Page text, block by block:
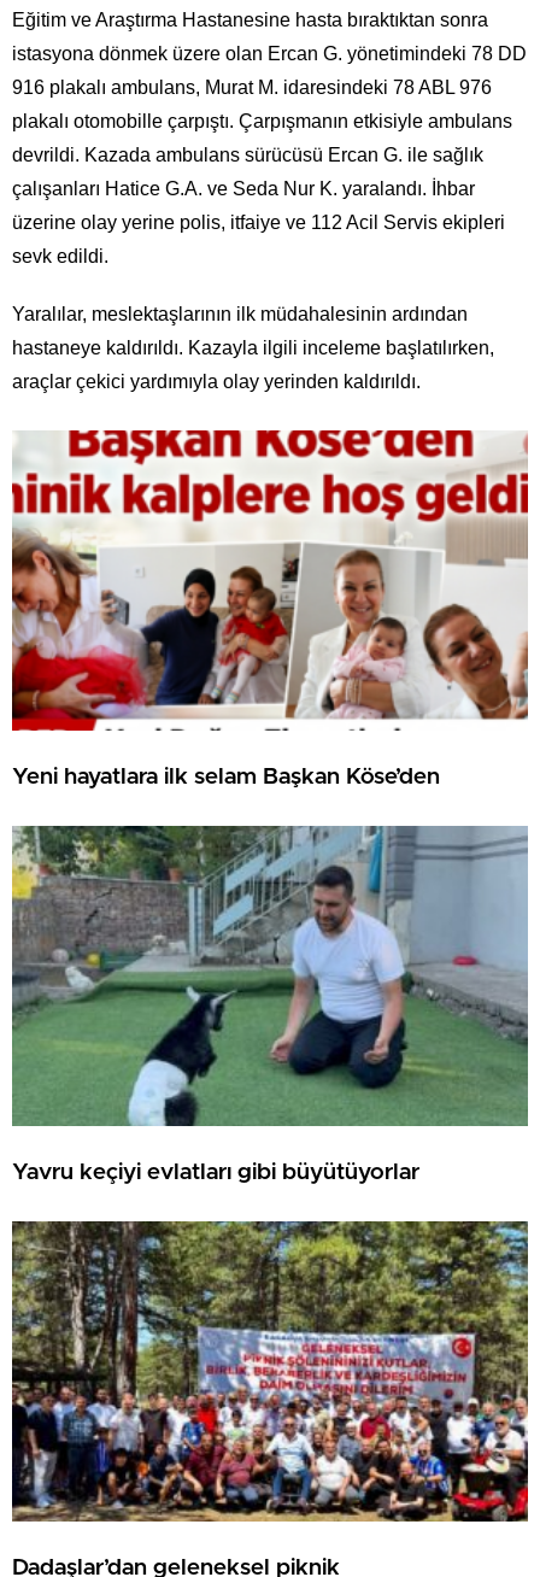
Eğitim ve Araştırma Hastanesine hasta bıraktıktan sonra
istasyona dönmek üzere olan Ercan G. yönetimindeki 78 DD
916 plakalı ambulans, Murat M. idaresindeki 78 ABL 976
plakalı otomobille çarpıştı. Çarpışmanın etkisiyle ambulans
devrildi. Kazada ambulans sürücüsü Ercan G. ile sağlık
çalışanları Hatice G.A. ve Seda Nur K. yaralandı. İhbar
üzerine olay yerine polis, itfaiye ve 112 Acil Servis ekipleri
sevk edildi.
Yaralılar, meslektaşlarının ilk müdahalesinin ardından
hastaneye kaldırıldı. Kazayla ilgili inceleme başlatılırken,
araçlar çekici yardımıyla olay yerinden kaldırıldı.
Yeni hayatlara ilk selam Başkan Köse’den
Yavru keçiyi evlatları gibi büyütüyorlar
Dadaşlar’dan geleneksel piknik